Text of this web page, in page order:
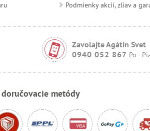
Podmienky akcií, zliav a
Zavolajte Agátin Svet
0940 052 867 Po -
metódy